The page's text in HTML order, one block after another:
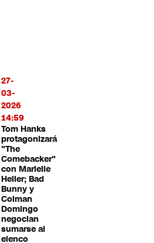
27-
03-
2026
14:59
Tom Hanks
protagonizará
"The
Comebacker"
con Marielle
Heller; Bad
Bunny y
Colman
Domingo
negocian
sumarse al
elenco